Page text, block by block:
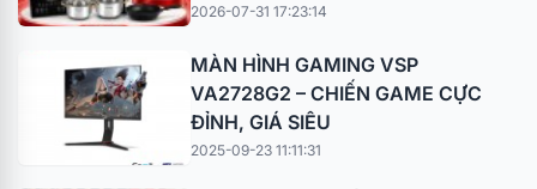
2026-07-31 17:23:14
MÀN HÌNH GAMING VSP
VA2728G2 – CHIẾN GAME CỰC
ĐỈNH, GIÁ SIÊU
2025-09-23 11:11:31